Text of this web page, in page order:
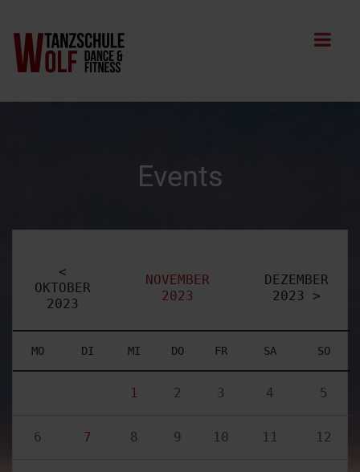
Events
<
OKTOBER
2023
NOVEMBER
2023
DEZEMBER
2023 >
MO DI MI DO FR SA SO
1 2 3 4 5
6 7 8 9 10 11 12